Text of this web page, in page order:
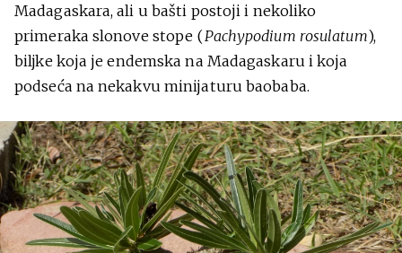
Madagaskara, ali u bašti postoji i nekoliko
primeraka slonove stope ( Pachypodium rosulatum),
biljke koja je endemska na Madagaskaru i koja
podseća na nekakvu minijaturu baobaba.